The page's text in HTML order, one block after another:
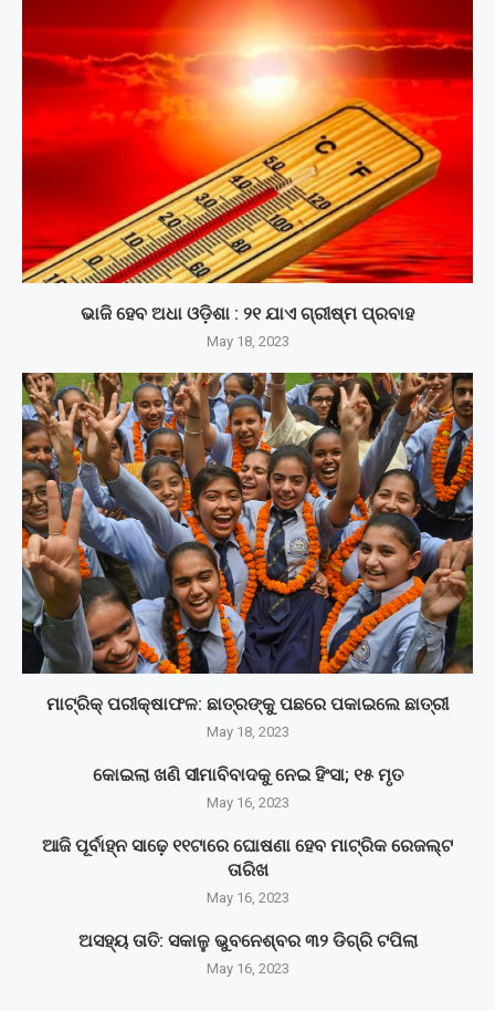
ଭାଜି ହେବ ଅଧା ଓଡ଼ିଶା : ୨୧ ଯାଏ ଗ୍ରୀଷ୍ମ ପ୍ରବାହ
May 18, 2023
ମାଟ୍ରିକ୍‌ ପରୀକ୍ଷାଫଳ: ଛାତ୍ରଙ୍କୁ ପଛରେ ପକାଇଲେ ଛାତ୍ରୀ
May 18, 2023
କୋଇଲା ଖଣି ସୀମାବିବାଦକୁ ନେଇ ହିଂସା; ୧୫ ମୃତ
May 16, 2023
ଆଜି ପୂର୍ବାହ୍ନ ସାଢ଼େ ୧୧ଟାରେ ଘୋଷଣା ହେବ ମାଟ୍ରିକ ରେଜଲ୍ଟ
ତାରିଖ
May 16, 2023
ଅସହ୍ୟ ତାତି: ସକାଳୁ ଭୁବନେଶ୍ବର ୩୨ ଡିଗ୍ରି ଟପିଲା
May 16, 2023